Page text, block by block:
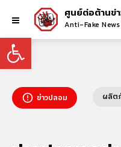
Open toolbar
ศูนย์ต่อต้านข่
Anti-Fake
ข่าวปลอม ผลิต